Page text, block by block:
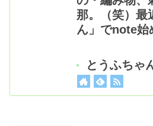
那。（笑）最
ん」でnote始
とうふちゃ